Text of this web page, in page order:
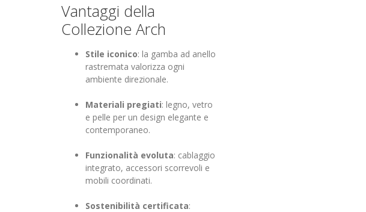
Vantaggi della
Collezione Arch
Stile iconico: la gamba ad anello
rastremata valorizza ogni
ambiente direzionale.
Materiali pregiati: legno, vetro
e pelle per un design elegante e
contemporaneo.
Funzionalità evoluta: cablaggio
integrato, accessori scorrevoli e
mobili coordinati.
Sostenibilità certificata: